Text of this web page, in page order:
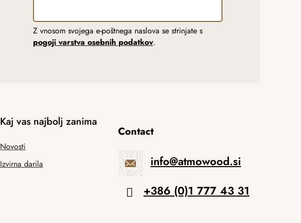
Z vnosom svojega e-poštnega naslova se strinjate s
pogoji varstva osebnih podatkov.
Kaj vas najbolj zanima
Novosti
Izvirna darila
Contact
info@atmowood.si
+386 (0)1 777 43 31